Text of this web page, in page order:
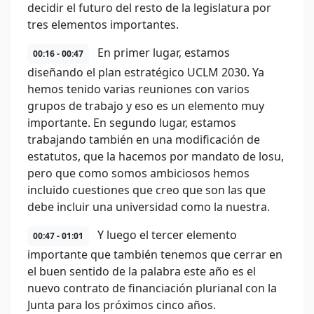
decidir el futuro del resto de la legislatura por
tres elementos importantes.
00:16 - 00:47
En primer lugar, estamos
diseñando el plan estratégico UCLM 2030. Ya
hemos tenido varias reuniones con varios
grupos de trabajo y eso es un elemento muy
importante. En segundo lugar, estamos
trabajando también en una modificación de
estatutos, que la hacemos por mandato de losu,
pero que como somos ambiciosos hemos
incluido cuestiones que creo que son las que
debe incluir una universidad como la nuestra.
00:47 - 01:01
Y luego el tercer elemento
importante que también tenemos que cerrar en
el buen sentido de la palabra este año es el
nuevo contrato de financiación plurianal con la
Junta para los próximos cinco años.